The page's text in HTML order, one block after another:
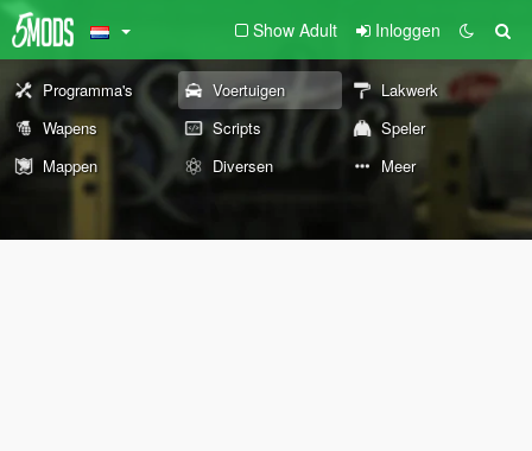
Show Adult Inloggen
Programma's Voertuigen
Lakwerk
Wapens
Scripts
Speler
Mappen
Diversen Meer